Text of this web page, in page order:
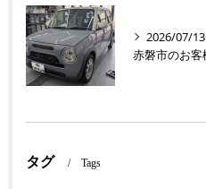
2026/07/13
タグ Tags